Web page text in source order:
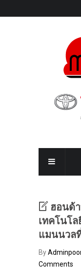
ฮอนด้
เทคโนโล
แมนนวล
By
Comments